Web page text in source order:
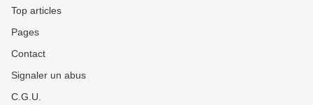
Top articles
Pages
Contact
Signaler un abus
C.G.U.